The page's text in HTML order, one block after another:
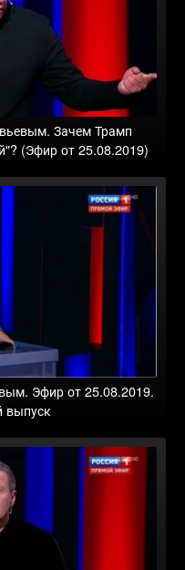
Зачем Трамп
(Эфир от 25.08.2019)
Эфир от 25.08.2019.
выпуск